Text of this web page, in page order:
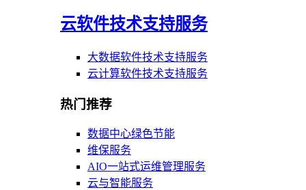
云软件技术支持服务
大数据软件技术支持服务
云计算软件技术支持服务
热门推荐
数据中心绿色节能
维保服务
AIO一站式运维管理服务
云与智能服务